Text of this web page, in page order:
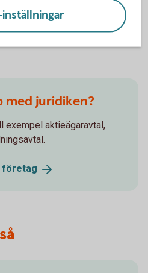
Det kan hjälpa dig att
bättre bild av vad avtalet
med juridiken?
exempel aktieägaravtal,
företag